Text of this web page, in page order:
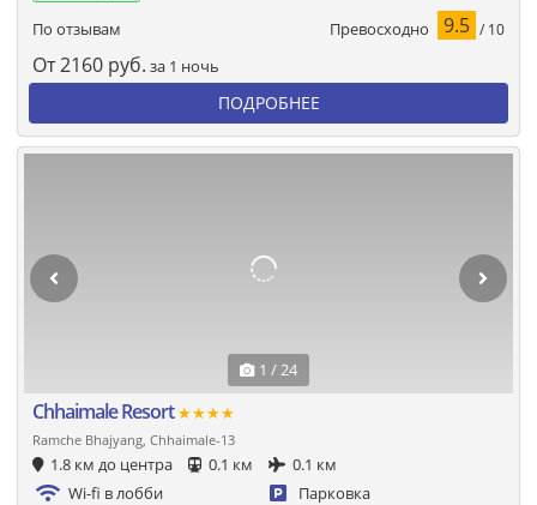
По отзывам
Превосходно 9.5 / 10
От2160 руб. за 1 ночь
ПОДРОБНЕЕ
1 / 24
Chhaimale Resort★★★★
Ramche Bhajyang, Chhaimale-13
1.8 км до центра 0.1 км
0.1 км
Wi-fi в лобби
Парковка